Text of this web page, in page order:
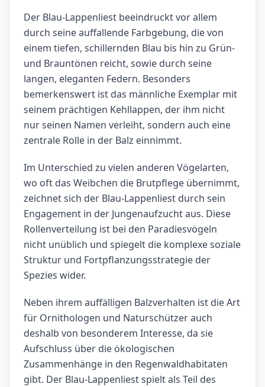
Der Blau-Lappenliest beeindruckt vor allem
durch seine auffallende Farbgebung, die von
einem tiefen, schillernden Blau bis hin zu Grün-
und Brauntönen reicht, sowie durch seine
langen, eleganten Federn. Besonders
bemerkenswert ist das männliche Exemplar mit
seinem prächtigen Kehllappen, der ihm nicht
nur seinen Namen verleiht, sondern auch eine
zentrale Rolle in der Balz einnimmt.
Im Unterschied zu vielen anderen Vögelarten,
wo oft das Weibchen die Brutpflege übernimmt,
zeichnet sich der Blau-Lappenliest durch sein
Engagement in der Jungenaufzucht aus. Diese
Rollenverteilung ist bei den Paradiesvögeln
nicht unüblich und spiegelt die komplexe soziale
Struktur und Fortpflanzungsstrategie der
Spezies wider.
Neben ihrem auffälligen Balzverhalten ist die Art
für Ornithologen und Naturschützer auch
deshalb von besonderem Interesse, da sie
Aufschluss über die ökologischen
Zusammenhänge in den Regenwaldhabitaten
gibt. Der Blau-Lappenliest spielt als Teil des